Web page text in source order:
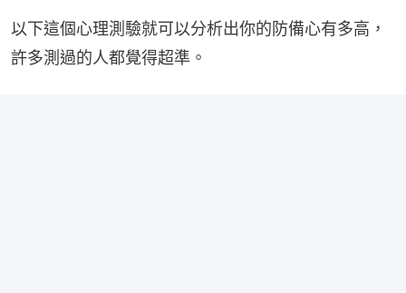
以下這個心理測驗就可以分析出你的防備心有多高，
許多測過的人都覺得超準。